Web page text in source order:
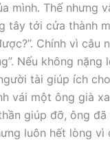
mình. Thế nhưng
tây tới cửa thành
Chính vì câu
Nếu không
tài giúp ích
vái một ông già
giúp đỡ, ông
luôn hết lòng